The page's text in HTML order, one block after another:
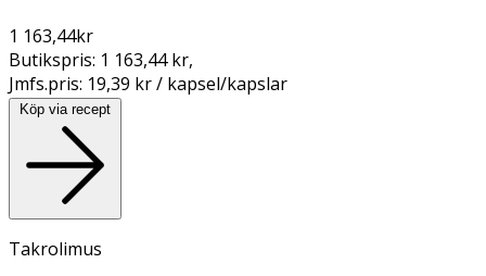
1 163,44kr
Butikspris: 1 163,44 kr,
Jmfs.pris: 19,39 kr / kapsel/kapslar
Köp via recept
Takrolimus